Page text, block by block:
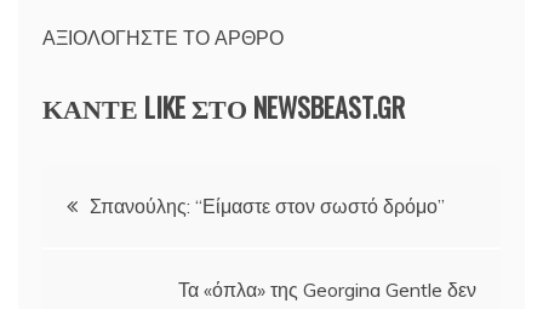
ΑΞΙΟΛΟΓΗΣΤΕ ΤΟ ΑΡΘΡΟ
ΚΑΝΤΕ LIKE ΣΤΟ NEWSBEAST.GR
Πλοήγηση
Σπανούλης: “Είμαστε στον σωστό δρόμο”
Τα «όπλα» της Georgina Gentle δεν